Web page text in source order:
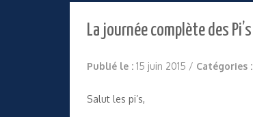
La journée complète des Pi’s
Publié le : 15 juin 2015 / Catégories :
Salut les pi’s,